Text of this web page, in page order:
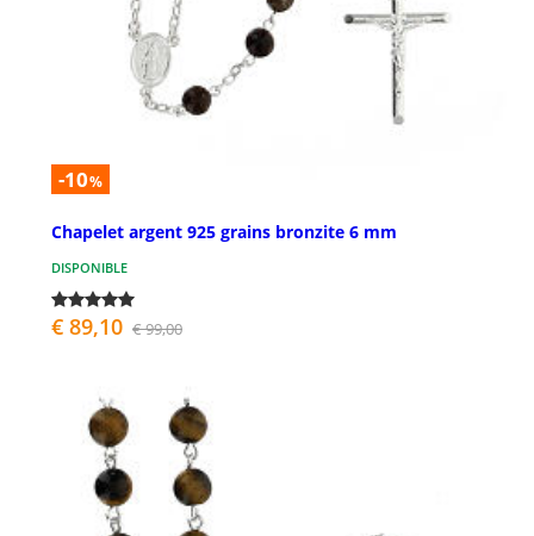
-10%
Chapelet argent 925 grains bronzite 6 mm
DISPONIBLE
€ 89,10 € 99,00